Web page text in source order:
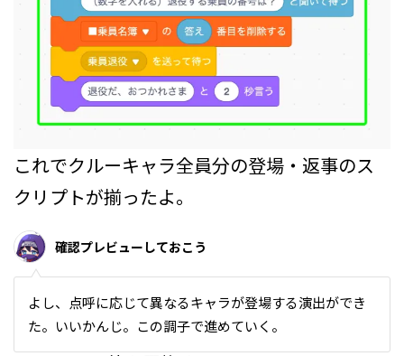
これでクルーキャラ全員分の登場・返事のス
クリプトが揃ったよ。
確認プレビューしておこう
よし、点呼に応じて異なるキャラが登場する演出ができ
た。いいかんじ。この調子で進めていく。